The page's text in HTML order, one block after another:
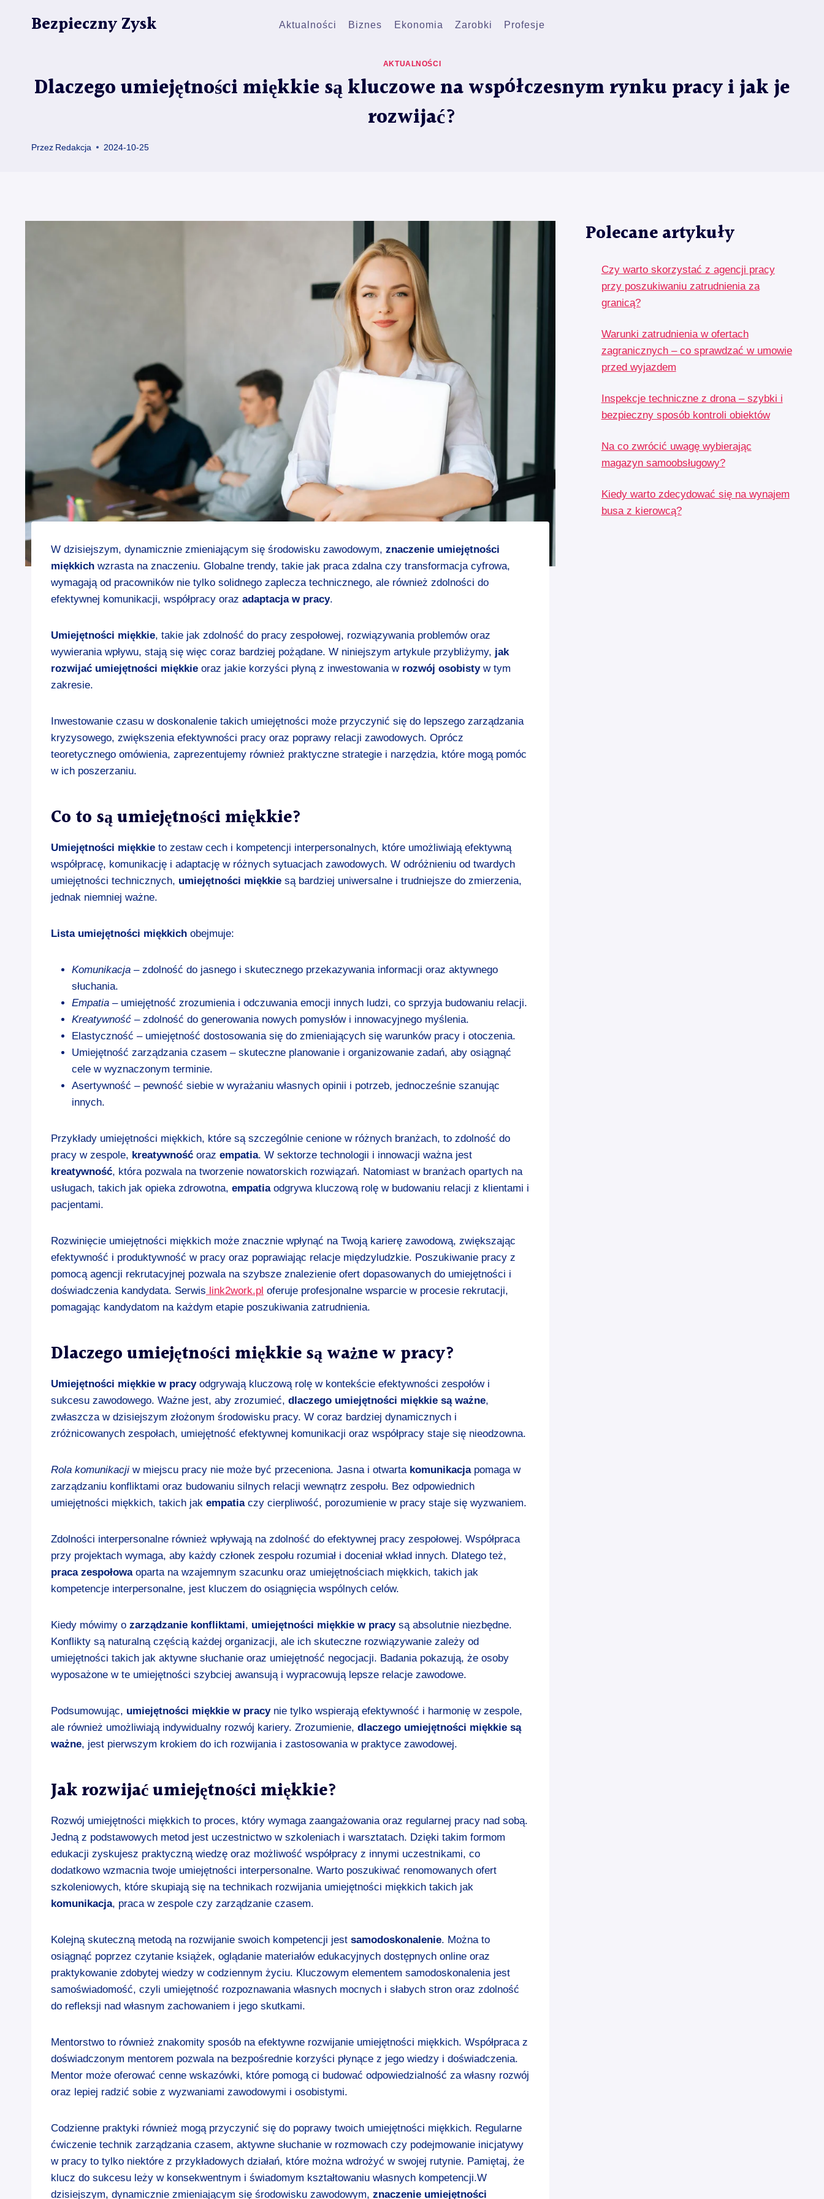
Bezpieczny Zysk Aktualności Biznes Ekonomia Zarobki Profesje
AKTUALNOŚCI
Dlaczego umiejętności miękkie są kluczowe na współczesnym rynku pracy i jak je
rozwijać?
Przez Redakcja 2024-10-25
W dzisiejszym, dynamicznie zmieniającym się środowisku zawodowym, znaczenie umiejętności
miękkich wzrasta na znaczeniu. Globalne trendy, takie jak praca zdalna czy transformacja cyfrowa,
wymagają od pracowników nie tylko solidnego zaplecza technicznego, ale również zdolności do
efektywnej komunikacji, współpracy oraz adaptacja w pracy.
Umiejętności miękkie, takie jak zdolność do pracy zespołowej, rozwiązywania problemów oraz
wywierania wpływu, stają się więc coraz bardziej pożądane. W niniejszym artykule przybliżymy, jak
rozwijać umiejętności miękkie oraz jakie korzyści płyną z inwestowania w rozwój osobistyw tym
zakresie.
Inwestowanie czasu w doskonalenie takich umiejętności może przyczynić się do lepszego zarządzania
kryzysowego, zwiększenia efektywności pracy oraz poprawy relacji zawodowych. Oprócz
teoretycznego omówienia, zaprezentujemy również praktyczne strategie i narzędzia, które mogą pomóc
w ich poszerzaniu.
Co to są umiejętności miękkie?
Umiejętności miękkie to zestaw cech i kompetencji interpersonalnych, które umożliwiają efektywną
współpracę, komunikację i adaptację w różnych sytuacjach zawodowych. W odróżnieniu od twardych
umiejętności technicznych, umiejętności miękkie są bardziej uniwersalne i trudniejsze do zmierzenia,
jednak niemniej ważne.
Lista umiejętności miękkich obejmuje:
Komunikacja – zdolność do jasnego i skutecznego przekazywania informacji oraz aktywnego
słuchania.
Empatia – umiejętność zrozumienia i odczuwania emocji innych ludzi, co sprzyja budowaniu relacji.
Kreatywność – zdolność do generowania nowych pomysłów i innowacyjnego myślenia.
Elastyczność – umiejętność dostosowania się do zmieniających się warunków pracy i otoczenia.
Umiejętność zarządzania czasem – skuteczne planowanie i organizowanie zadań, aby osiągnąć
cele w wyznaczonym terminie.
Asertywność – pewność siebie w wyrażaniu własnych opinii i potrzeb, jednocześnie szanując
innych.
Przykłady umiejętności miękkich, które są szczególnie cenione w różnych branżach, to zdolność do
pracy w zespole, kreatywność oraz empatia. W sektorze technologii i innowacji ważna jest
kreatywność, która pozwala na tworzenie nowatorskich rozwiązań. Natomiast w branżach opartych na
usługach, takich jak opieka zdrowotna, empatiaodgrywa kluczową rolę w budowaniu relacji z klientami i
pacjentami.
Rozwinięcie umiejętności miękkich może znacznie wpłynąć na Twoją karierę zawodową, zwiększając
efektywność i produktywność w pracy oraz poprawiając relacje międzyludzkie. Poszukiwanie pracy z
pomocą agencji rekrutacyjnej pozwala na szybsze znalezienie ofert dopasowanych do umiejętności i
doświadczenia kandydata. Serwis link2work.pl oferuje profesjonalne wsparcie w procesie rekrutacji,
pomagając kandydatom na każdym etapie poszukiwania zatrudnienia.
Dlaczego umiejętności miękkie są ważne w pracy?
Umiejętności miękkie w pracyodgrywają kluczową rolę w kontekście efektywności zespołów i
sukcesu zawodowego. Ważne jest, aby zrozumieć, dlaczego umiejętności miękkie są ważne,
zwłaszcza w dzisiejszym złożonym środowisku pracy. W coraz bardziej dynamicznych i
zróżnicowanych zespołach, umiejętność efektywnej komunikacji oraz współpracy staje się nieodzowna.
Rola komunikacji w miejscu pracy nie może być przeceniona. Jasna i otwarta komunikacjapomaga w
zarządzaniu konfliktami oraz budowaniu silnych relacji wewnątrz zespołu. Bez odpowiednich
umiejętności miękkich, takich jak empatiaczy cierpliwość, porozumienie w pracy staje się wyzwaniem.
Zdolności interpersonalne również wpływają na zdolność do efektywnej pracy zespołowej. Współpraca
przy projektach wymaga, aby każdy członek zespołu rozumiał i doceniał wkład innych. Dlatego też,
praca zespołowaoparta na wzajemnym szacunku oraz umiejętnościach miękkich, takich jak
kompetencje interpersonalne, jest kluczem do osiągnięcia wspólnych celów.
Kiedy mówimy o zarządzanie konfliktami, umiejętności miękkie w pracysą absolutnie niezbędne.
Konflikty są naturalną częścią każdej organizacji, ale ich skuteczne rozwiązywanie zależy od
umiejętności takich jak aktywne słuchanie oraz umiejętność negocjacji. Badania pokazują, że osoby
wyposażone w te umiejętności szybciej awansują i wypracowują lepsze relacje zawodowe.
Podsumowując, umiejętności miękkie w pracynie tylko wspierają efektywność i harmonię w zespole,
ale również umożliwiają indywidualny rozwój kariery. Zrozumienie, dlaczego umiejętności miękkie są
ważne, jest pierwszym krokiem do ich rozwijania i zastosowania w praktyce zawodowej.
Jak rozwijać umiejętności miękkie?
Rozwój umiejętności miękkich to proces, który wymaga zaangażowania oraz regularnej pracy nad sobą.
Jedną z podstawowych metod jest uczestnictwo w szkoleniach i warsztatach. Dzięki takim formom
edukacji zyskujesz praktyczną wiedzę oraz możliwość współpracy z innymi uczestnikami, co
dodatkowo wzmacnia twoje umiejętności interpersonalne. Warto poszukiwać renomowanych ofert
szkoleniowych, które skupiają się na technikach rozwijania umiejętności miękkich takich jak
komunikacja, praca w zespole czy zarządzanie czasem.
Kolejną skuteczną metodą na rozwijanie swoich kompetencji jest samodoskonalenie. Można to
osiągnąć poprzez czytanie książek, oglądanie materiałów edukacyjnych dostępnych online oraz
praktykowanie zdobytej wiedzy w codziennym życiu. Kluczowym elementem samodoskonalenia jest
samoświadomość, czyli umiejętność rozpoznawania własnych mocnych i słabych stron oraz zdolność
do refleksji nad własnym zachowaniem i jego skutkami.
Mentorstwo to również znakomity sposób na efektywne rozwijanie umiejętności miękkich. Współpraca z
doświadczonym mentorem pozwala na bezpośrednie korzyści płynące z jego wiedzy i doświadczenia.
Mentor może oferować cenne wskazówki, które pomogą ci budować odpowiedzialność za własny rozwój
oraz lepiej radzić sobie z wyzwaniami zawodowymi i osobistymi.
Codzienne praktyki również mogą przyczynić się do poprawy twoich umiejętności miękkich. Regularne
ćwiczenie technik zarządzania czasem, aktywne słuchanie w rozmowach czy podejmowanie inicjatywy
w pracy to tylko niektóre z przykładowych działań, które można wdrożyć w swojej rutynie. Pamiętaj, że
klucz do sukcesu leży w konsekwentnym i świadomym kształtowaniu własnych kompetencji.W
dzisiejszym, dynamicznie zmieniającym się środowisku zawodowym, znaczenie umiejętności
Polecane artykuły
Czy warto skorzystać z agencji pracy
przy poszukiwaniu zatrudnienia za
granicą?
Warunki zatrudnienia w ofertach
zagranicznych – co sprawdzać w umowie
przed wyjazdem
Inspekcje techniczne z drona – szybki i
bezpieczny sposób kontroli obiektów
Na co zwrócić uwagę wybierając
magazyn samoobsługowy?
Kiedy warto zdecydować się na wynajem
busa z kierowcą?